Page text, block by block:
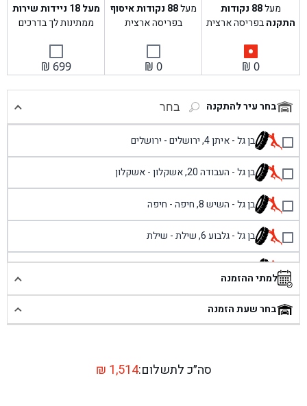
מעל88 נקודות
התקנהבפריסה ארצית
₪ 0
מעל88 נקודות איסוף
בפריסה ארצית
₪ 0
מעל 18 ניידות שירות
ממתינות לך בדרכים
₪ 699
בחר עיר להתקנה בחר
בן גל - איתן 4, ירושלים - ירושלים
בן גל - העבודה 20, אשקלון - אשקלון
בן גל - השיש 8, חיפה - חיפה
בן גל - גלבוע 6, שילת - שילת
בן גל - פוריידיס, כניסה צפונית מול כביש 4 - פרדיס
בן גל - שכונת אזור תעשייה זעירה, עיילבון - עיילבון
בן גל - דרך השבעה 20, אזור - אזור
למתי ההזמנה
בחר שעת הזמנה
סה״כ לתשלום: ₪ 1,514